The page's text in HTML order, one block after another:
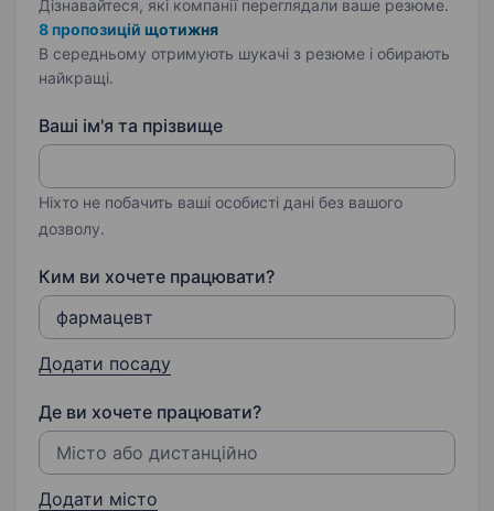
Дізнавайтеся, які компанії переглядали ваше резюме.
8 пропозицій щотижня
В середньому отримують шукачі з резюме і обирають
найкращі.
Ваші ім'я та прізвище
Ніхто не побачить ваші особисті дані без вашого
дозволу.
Ким ви хочете працювати?
Додати посаду
Де ви хочете працювати?
Додати місто